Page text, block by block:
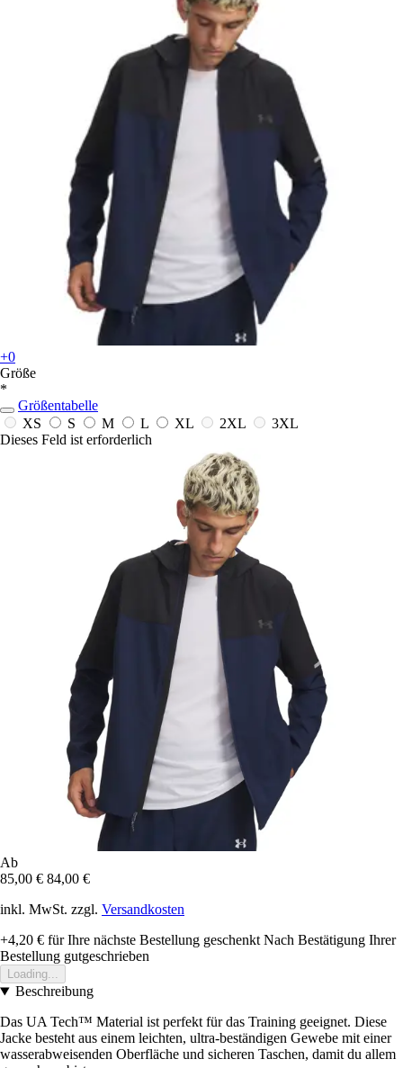
+0
Größe
*
Größentabelle
XS
S M L XL 2XL
3XL
Dieses Feld ist erforderlich
Ab
85,00 € 84,00 €
inkl. MwSt. zzgl. Versandkosten
+4,20 € für Ihre nächste Bestellung geschenkt Nach Bestätigung Ihrer
Bestellung gutgeschrieben
Loading...
Beschreibung
Das UA Tech™ Material ist perfekt für das Training geeignet. Diese
Jacke besteht aus einem leichten, ultra-beständigen Gewebe mit einer
wasserabweisenden Oberfläche und sicheren Taschen, damit du allem